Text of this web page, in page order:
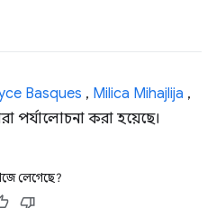
Basques , Milica Mihajlija ,
পর্যালোচনা করা হয়েছে।
লেগেছে?